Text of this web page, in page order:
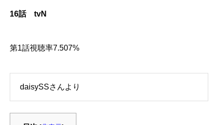
16話 tvN
第1話視聴率7.507%
daisySSさんより